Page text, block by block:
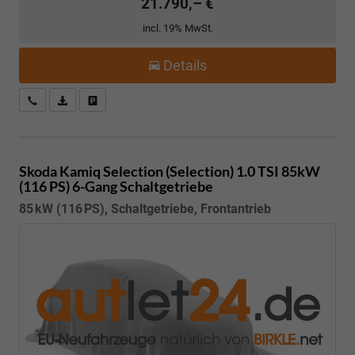
incl. 19% MwSt.
Details
Kostenloser Rückruf-Service
PDF-Datei, Fahrzeugexposé drucken
Skoda KamiqSelection (Selection) 1.0 TSI 85kW
(116 PS) 6-Gang Schaltgetriebe
85 kW (116 PS), Schaltgetriebe, Frontantrieb